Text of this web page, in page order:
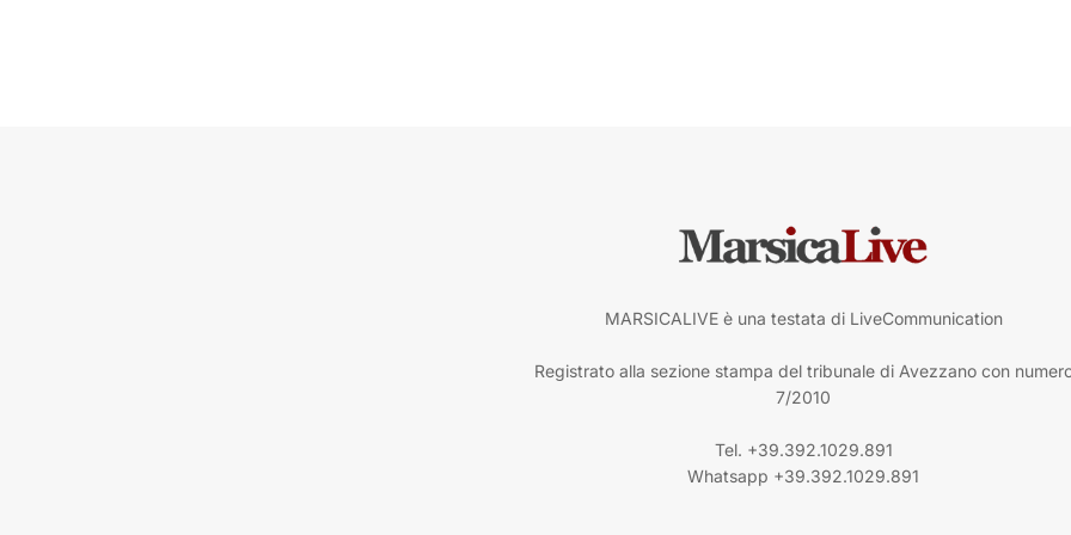
MARSICALIVE è una testata di LiveCommunication
Registrato alla sezione stampa del tribunale di Avezzano con
7/2010
Tel. +39.392.1029.891
Whatsapp +39.392.1029.891